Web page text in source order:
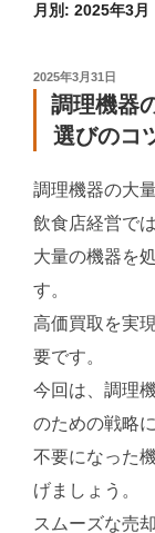
月別: 2025年3月
投
2025年3月31日
調理機器
選びのコ
調理機器の大
飲食店経営で
大量の機器を
す。
高価買取を実
要です。
今回は、調理
のための戦略
不要になった
げましょう。
スムーズな売